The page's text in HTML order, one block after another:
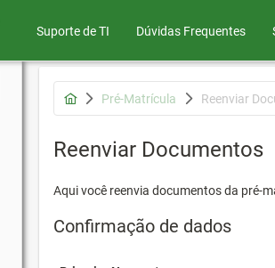
Suporte de TI Dúvidas Frequentes
Pré-Matrícula Reenviar
Reenviar Documentos
Aqui você reenvia documentos da pré-
Confirmação de dados